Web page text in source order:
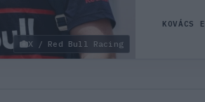
X / Red Bull Racing
KOVÁCS